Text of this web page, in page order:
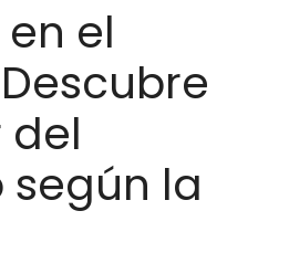
el
del
según la